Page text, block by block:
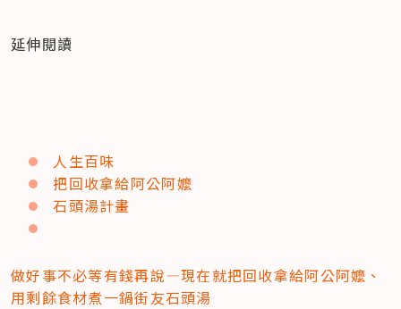
延伸閱讀
人生百味
把回收拿給阿公阿嬤
石頭湯計畫
做好事不必等有錢再說—現在就把回收拿給阿公阿嬤、
用剩餘食材煮一鍋街友石頭湯